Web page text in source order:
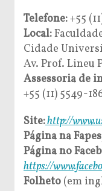
Telefone:+55
Local:
Cidade
Av. Prof. Lineu
Assessoria de
+55 (11) 5549-
Site:http://
Página na
Página no
https://
Folheto (em